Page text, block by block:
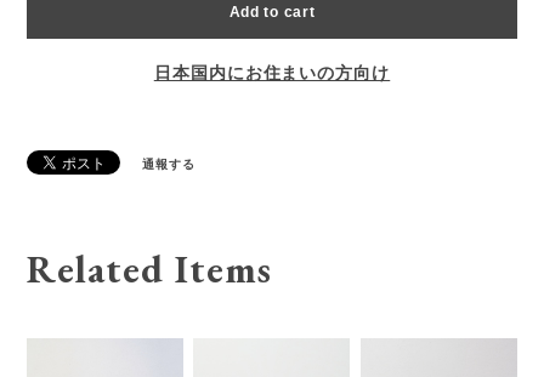
Add to cart
日本国内にお住まいの方向け
通報する
Related Items